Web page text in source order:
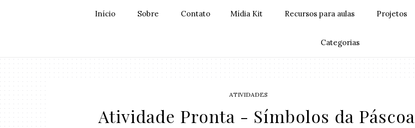
Início Sobre Contato Mídia Kit Recursos para aulas Projetos
Categorias
ATIVIDADES
Atividade Pronta - Símbolos da Páscoa